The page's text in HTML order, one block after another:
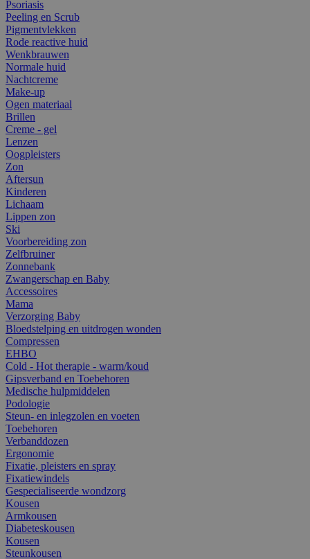
Psoriasis
Peeling en Scrub
Pigmentvlekken
Rode reactive huid
Wenkbrauwen
Normale huid
Nachtcreme
Make-up
Ogen materiaal
Brillen
Creme - gel
Lenzen
Oogpleisters
Zon
Aftersun
Kinderen
Lichaam
Lippen zon
Ski
Voorbereiding zon
Zelfbruiner
Zonnebank
Zwangerschap en Baby
Accessoires
Mama
Verzorging Baby
Bloedstelping en uitdrogen wonden
Compressen
EHBO
Cold - Hot therapie - warm/koud
Gipsverband en Toebehoren
Medische hulpmiddelen
Podologie
Steun- en inlegzolen en voeten
Toebehoren
Verbanddozen
Ergonomie
Fixatie, pleisters en spray
Fixatiewindels
Gespecialiseerde wondzorg
Kousen
Armkousen
Diabeteskousen
Kousen
Steunkousen